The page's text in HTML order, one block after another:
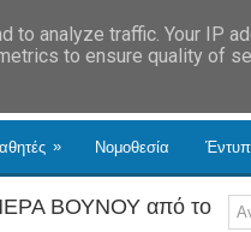
» Νομοθεσία
ΒΟΥΝΟΥ από το
analyze traffic. Your IP
to ensure quality of